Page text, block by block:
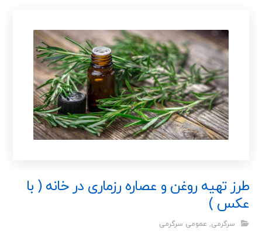
طرز تهیه روغن و عصاره رزماری در خانه ( با
عکس )
سرگرمی, عمومی سرگرمی